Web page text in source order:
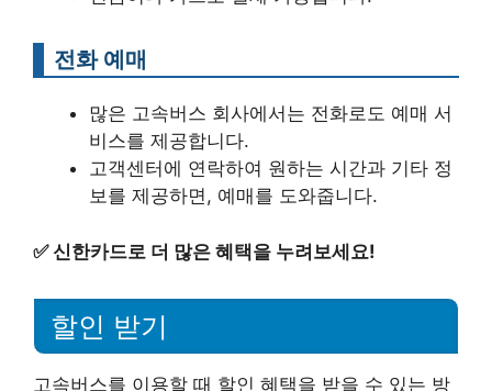
전화 예매
많은 고속버스 회사에서는 전화로도 예매 서
비스를 제공합니다.
고객센터에 연락하여 원하는 시간과 기타 정
보를 제공하면, 예매를 도와줍니다.
✅신한카드로 더 많은 혜택을 누려보세요!
할인 받기
고속버스를 이용할 때 할인 혜택을 받을 수 있는 방